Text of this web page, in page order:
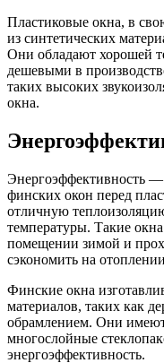
Пластиковые окна, в
из синтетических
Они обладают хорошей
дешевыми в
таких высоких
окна.
Энергоэффективность
финских окон перед
отличную
температуры. Такие
помещении зимой и
сэкономить на
Финские окна
материалов, таких как
обрамлением. Они
многослойные
энергоэффективность.